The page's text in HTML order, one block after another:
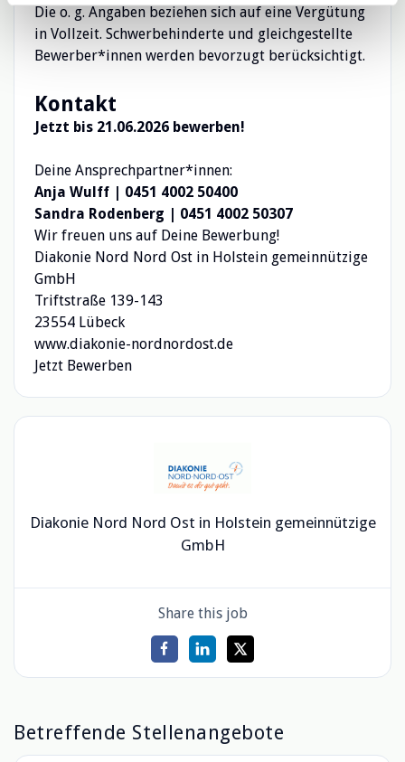
Die o. g. Angaben beziehen sich auf eine Vergütung
in Vollzeit. Schwerbehinderte und gleichgestellte
Bewerber*innen werden bevorzugt berücksichtigt.
Kontakt
Jetzt bis 21.06.2026 bewerben!
Deine Ansprechpartner*innen:
Anja Wulff | 0451 4002 50400
Sandra Rodenberg | 0451 4002 50307
Wir freuen uns auf Deine Bewerbung!
Diakonie Nord Nord Ost in Holstein gemeinnützige
GmbH
Triftstraße 139-143
23554 Lübeck
www.diakonie-nordnordost.de
Jetzt Bewerben
Diakonie Nord Nord Ost in Holstein gemeinnützige
GmbH
Share this job
Betreffende Stellenangebote